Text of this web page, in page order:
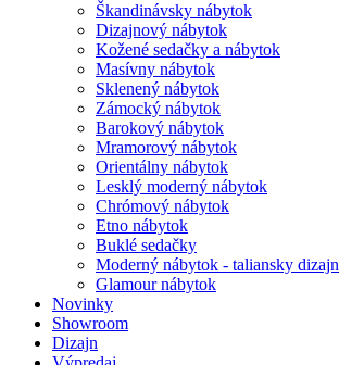
Škandinávsky nábytok
Dizajnový nábytok
Kožené sedačky a nábytok
Masívny nábytok
Sklenený nábytok
Zámocký nábytok
Barokový nábytok
Mramorový nábytok
Orientálny nábytok
Lesklý moderný nábytok
Chrómový nábytok
Etno nábytok
Buklé sedačky
Moderný nábytok - taliansky dizajn
Glamour nábytok
Novinky
Showroom
Dizajn